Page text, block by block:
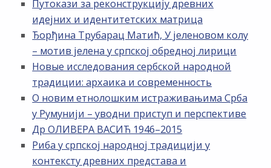
Путокази за реконструкцију древних
идејних и идентитетских матрица
Ђорђина Трубарац Матић, У јеленовом колу
– мотив јелена у српској обредној лирици
Новые исследования сербской народной
традиции: архаика и современность
О новим етнолошким истраживањима Срба
у Румунији – уводни приступ и перспективе
Др ОЛИВЕРА ВАСИЋ 1946–2015
Риба у српској народној традицији у
контексту древних представа и